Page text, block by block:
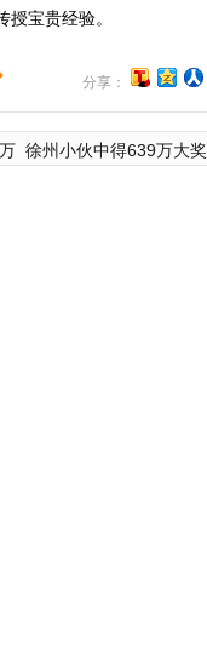
宝贵经验。
分享：
徐州小伙中得639万大奖